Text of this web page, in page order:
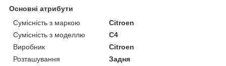
Основні атрибути
Сумісність з маркою
Citroen
Сумісність з моделлю
C4
Виробник
Citroen
Розташування
Задня